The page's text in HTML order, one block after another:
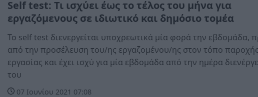
Self test: Τι ισχύει έως το τέλος του μήνα για
εργαζόμενους σε ιδιωτικό και δημόσιο τομέα
Το self test διενεργείται υποχρεωτικά μία φορά την εβδομάδα,
από την προσέλευση του/ης εργαζομένου/ης στον τόπο παροχής
εργασίας και έχει ισχύ για μία εβδομάδα από την ημέρα
του
07 Ιουνίου 2021 07:08